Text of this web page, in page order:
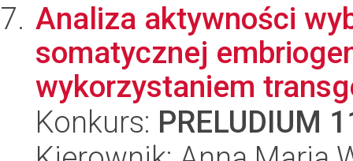
Analiza aktywności
somatycznej
wykorzystaniem
Konkurs: PRELUDIUM